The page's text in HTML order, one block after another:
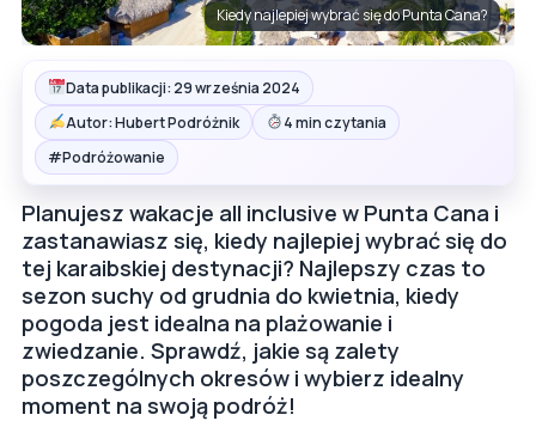
Kiedy najlepiej wybrać się do Punta Cana?
Data publikacji: 29 września 2024
Autor: Hubert Podróżnik
4 min czytania
#Podróżowanie
Planujesz wakacje all inclusive w Punta Cana i
zastanawiasz się, kiedy najlepiej wybrać się do
tej karaibskiej destynacji? Najlepszy czas to
sezon suchy od grudnia do kwietnia, kiedy
pogoda jest idealna na plażowanie i
zwiedzanie. Sprawdź, jakie są zalety
poszczególnych okresów i wybierz idealny
moment na swoją podróż!